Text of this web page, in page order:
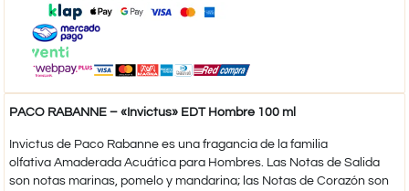
PACO RABANNE – «Invictus» EDT Hombre 100 ml
Invictus de Paco Rabanne es una fragancia de la familia
olfativa Amaderada Acuática para Hombres. Las Notas de Salida
son notas marinas, pomelo y mandarina; las Notas de Corazón son